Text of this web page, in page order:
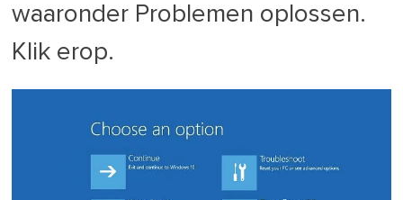
waaronder Problemen oplossen.
Klik erop.